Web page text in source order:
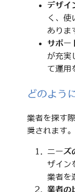
デザイ
く、使
ありま
サポー
が充実
て運用
どのよう
業者を探す
奨されます。
ニーズ
ザイン
業者を
業者の